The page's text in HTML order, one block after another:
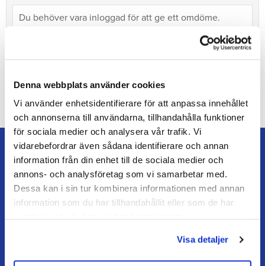
Denna webbplats använder cookies
Vi använder enhetsidentifierare för att anpassa innehållet
och annonserna till användarna, tillhandahålla funktioner
för sociala medier och analysera vår trafik. Vi
vidarebefordrar även sådana identifierare och annan
information från din enhet till de sociala medier och
annons- och analysföretag som vi samarbetar med.
Dessa kan i sin tur kombinera informationen med annan
information som du har tillhandahållit eller som de har
Visa detaljer
Bli den första att lämna ett omdöme.